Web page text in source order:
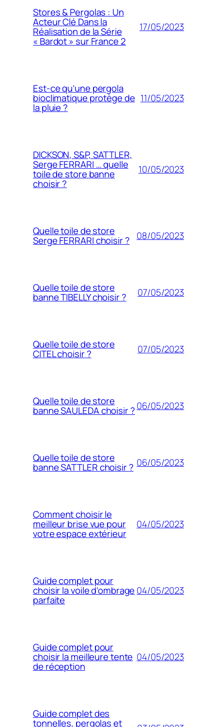
Stores & Pergolas : Un
Acteur Clé Dans la
Réalisation de la Série
« Bardot » sur France 2
17/05/2023
Est-ce qu’une pergola
bioclimatique protège de
la pluie ?
11/05/2023
DICKSON, S&P, SATTLER,
Serge FERRARI … quelle
toile de store banne
choisir ?
10/05/2023
Quelle toile de store
Serge FERRARI choisir ? 08/05/2023
Quelle toile de store
banne TIBELLY choisir ? 07/05/2023
Quelle toile de store
CITEL choisir ? 07/05/2023
Quelle toile de store
banne SAULEDA choisir ?06/05/2023
Quelle toile de store
banne SATTLER choisir ? 06/05/2023
Comment choisir le
meilleur brise vue pour
votre espace extérieur
04/05/2023
Guide complet pour
choisir la voile d’ombrage
parfaite
04/05/2023
Guide complet pour
choisir la meilleure tente
de réception
04/05/2023
Guide complet des
tonnelles, pergolas et